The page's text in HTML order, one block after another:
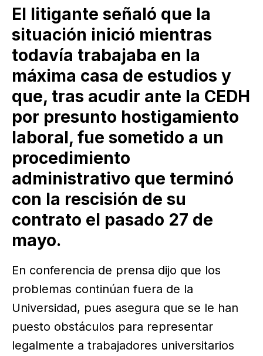
El litigante señaló que la
situación inició mientras
todavía trabajaba en la
máxima casa de estudios y
que, tras acudir ante la CEDH
por presunto hostigamiento
laboral, fue sometido a un
procedimiento
administrativo que terminó
con la rescisión de su
contrato el pasado 27 de
mayo.
En conferencia de prensa dijo que los
problemas continúan fuera de la
Universidad, pues asegura que se le han
puesto obstáculos para representar
legalmente a trabajadores universitarios